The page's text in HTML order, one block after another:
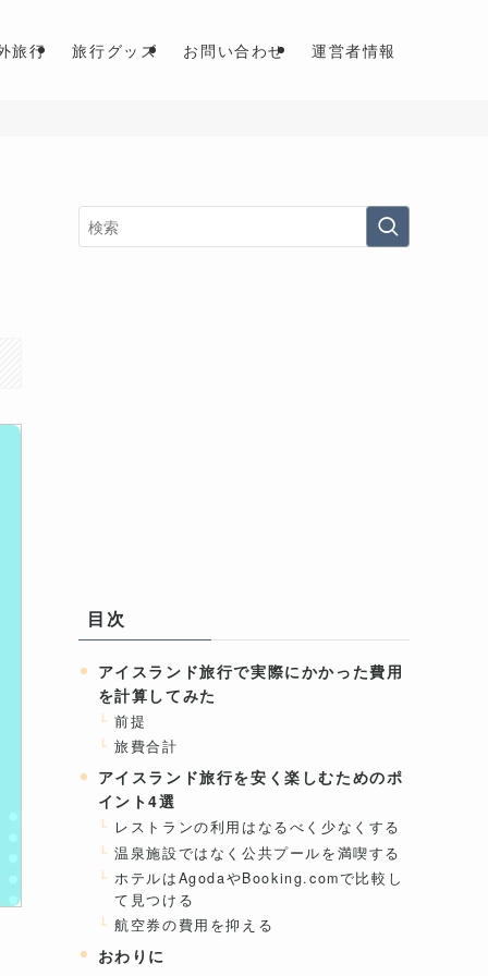
旅行 旅行グッズ お問い合わせ 運営者情報
目次
アイスランド旅行で実際にかかった費用
を計算してみた
前提
旅費合計
アイスランド旅行を安く楽しむためのポ
イント4選
レストランの利用はなるべく少なくする
温泉施設ではなく公共プールを満喫する
ホテルはAgodaやBooking.comで比較し
て見つける
航空券の費用を抑える
おわりに